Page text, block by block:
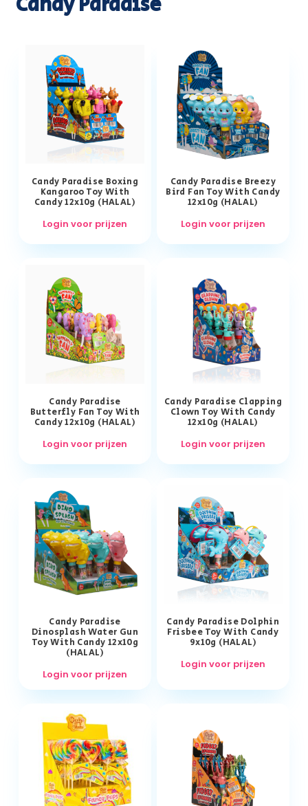
Candy Paradise Boxing
Kangaroo Toy With
Candy 12x10g (HALAL)
Login voor prijzen
Candy Paradise Breezy
Bird Fan Toy With Candy
12x10g (HALAL)
Login voor prijzen
Candy Paradise
Butterfly Fan Toy With
Candy 12x10g (HALAL)
Login voor prijzen
Candy Paradise Clapping
Clown Toy With Candy
12x10g (HALAL)
Login voor prijzen
Candy Paradise
Dinosplash Water Gun
Toy With Candy 12x10g
(HALAL)
Login voor prijzen
Candy Paradise Dolphin
Frisbee Toy With Candy
9x10g (HALAL)
Login voor prijzen